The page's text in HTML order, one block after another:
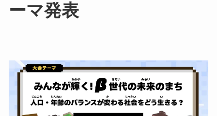
ーマ発表